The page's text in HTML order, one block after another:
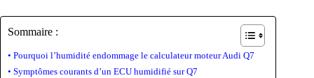
Sommaire :
Pourquoi l’humidité endommage le calculateur moteur Audi Q7
Symptômes courants d’un ECU humidifié sur Q7